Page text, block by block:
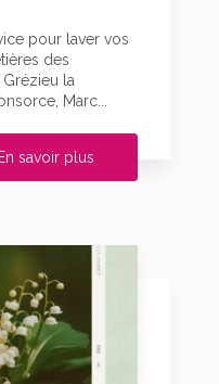
pour laver vos
des
la
Marc...
En savoir plus